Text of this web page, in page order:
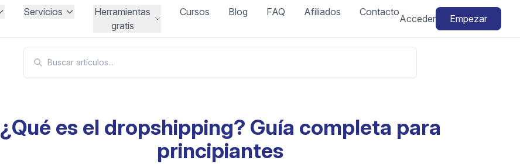
Servicios
Herramientas
gratis
Cursos Blog FAQ Afiliados Contacto
Acceder Empezar
¿Qué es el dropshipping? Guía completa para
principiantes